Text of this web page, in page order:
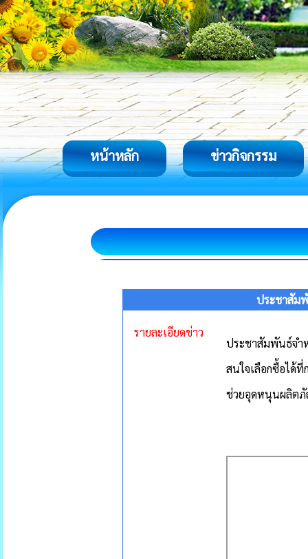
หน้าหลัก ข่าวกิจกรรม
ประชาสัม
รายละเอียดข่าว
ประชาสัมพันธ์จำ
สนใจเลือกซื้อได้
ช่วยอุดหนุนผลิตภั